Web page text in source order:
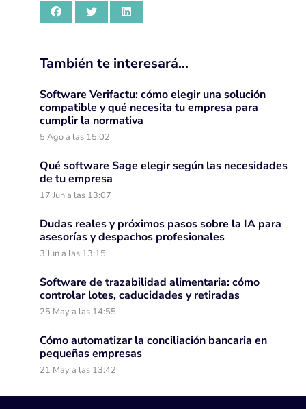
También te interesará…
Software Verifactu: cómo elegir una solución
compatible y qué necesita tu empresa para
cumplir la normativa
5 Ago a las 15:02
Qué software Sage elegir según las necesidades
de tu empresa
17 Jun a las 13:07
Dudas reales y próximos pasos sobre la IA para
asesorías y despachos profesionales
3 Jun a las 13:15
Software de trazabilidad alimentaria: cómo
controlar lotes, caducidades y retiradas
25 May a las 14:55
Cómo automatizar la conciliación bancaria en
pequeñas empresas
21 May a las 13:42